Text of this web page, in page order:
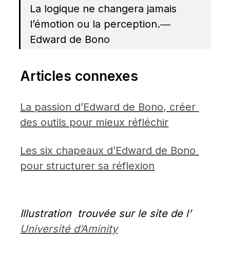
La logique ne changera jamais
l’émotion ou la perception.―
Edward de Bono
Articles connexes
La passion d’Edward de Bono, créer
des outils pour mieux réfléchir
Les six chapeaux d’Edward de Bono
pour structurer sa réflexion
Illustration  trouvée sur le site de l’
Université d’Aminity